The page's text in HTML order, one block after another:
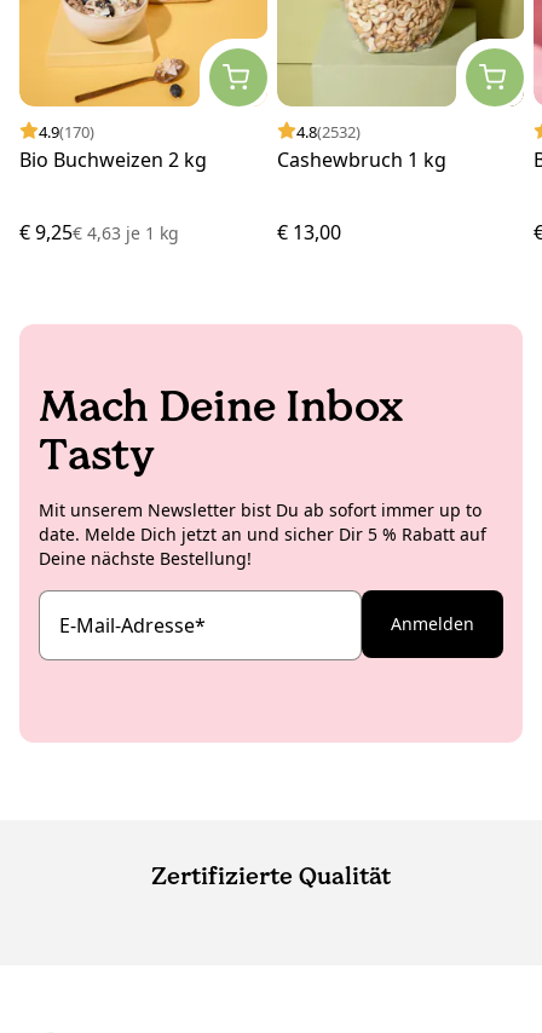
4.9(170)
Bio Buchweizen 2 kg
€ 9,25€ 4,63 je 1 kg
4.8(2532)
Cashewbruch 1 kg
€ 13,00
Mach Deine Inbox
Tasty
Mit unserem Newsletter bist Du ab sofort immer up to
date. Melde Dich jetzt an und sicher Dir 5 % Rabatt auf
Deine nächste Bestellung!
E-Mail-Adresse* Anmelden
Zertifizierte Qualität